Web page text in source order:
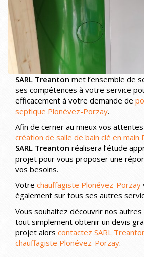
SARL Treanton met l’ensemble de
ses compétences à votre service
efficacement à votre demande de
septique Plonévez-Porzay.
Afin de cerner au mieux vos
création de salle de bain clé en main
SARL Treanton réalisera l’étude
projet pour vous proposer une
vos besoins.
Votre chauffagiste Plonévez-Porzay
également sur tous ses autres
Vous souhaitez découvrir nos
tout simplement obtenir un devis
projet alors contactez SARL
chauffagiste Plonévez-Porzay.